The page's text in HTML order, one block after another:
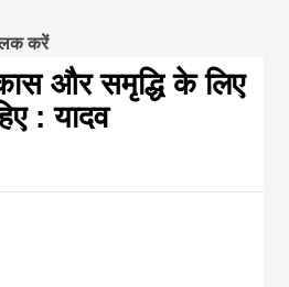
of
brings
in hindi
करें
और समृद्धि के लिए
: यादव